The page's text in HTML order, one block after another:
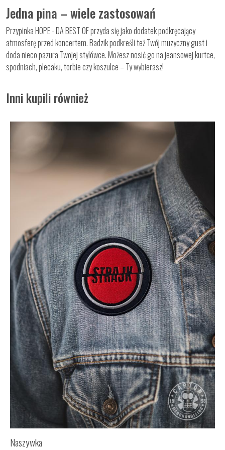
Jedna pina – wiele zastosowań
Przypinka HOPE - DA BEST OF przyda się jako dodatek podkręcający
atmosferę przed koncertem. Badzik podkreśli też Twój muzyczny gust i
doda nieco pazura Twojej stylówce. Możesz nosić go na jeansowej kurtce,
spodniach, plecaku, torbie czy koszulce – Ty wybierasz!
Inni kupili również
Naszywka